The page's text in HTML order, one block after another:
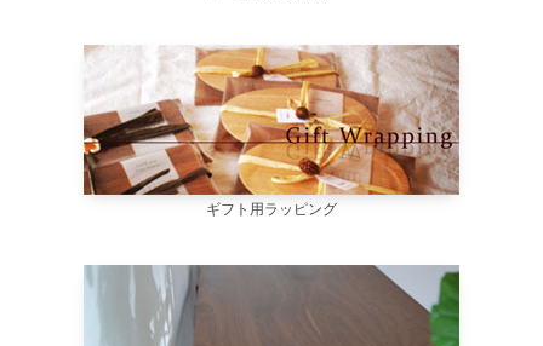
ギフト用ラッピング